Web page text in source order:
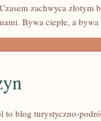
zachwyca złotym
Bywa ciepłe, a bywa
to blog turystyczno-